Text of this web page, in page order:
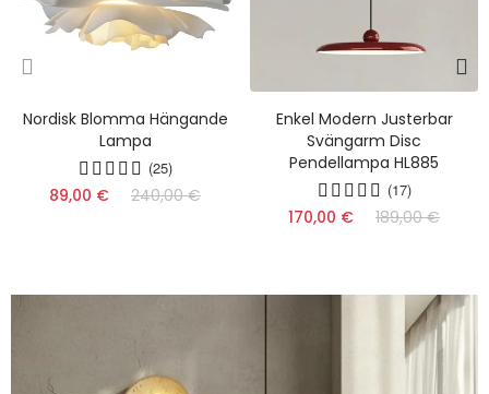
Nordisk Blomma Hängande
Lampa
(25)
89,00 € 240,00 €
Enkel Modern Justerbar
Svängarm Disc
Pendellampa HL885
(17)
170,00 € 189,00 €